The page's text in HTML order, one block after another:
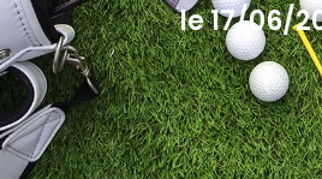
le 17/06/